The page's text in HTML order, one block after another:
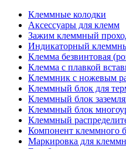
Клеммные колодки
Аксессуары для клемм
Зажим клеммный
Индикаторный
Клемма безвинтовая
Клемма с плавкой
Клеммник с ножевым
Клеммный блок для
Клеммный блок
Клеммный блок
Клеммный
Компонент клеммного
Маркировка для